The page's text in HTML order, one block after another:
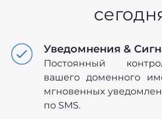
Уведомнения &
Постоянный
вашего доменного
мгновенных
по SMS.